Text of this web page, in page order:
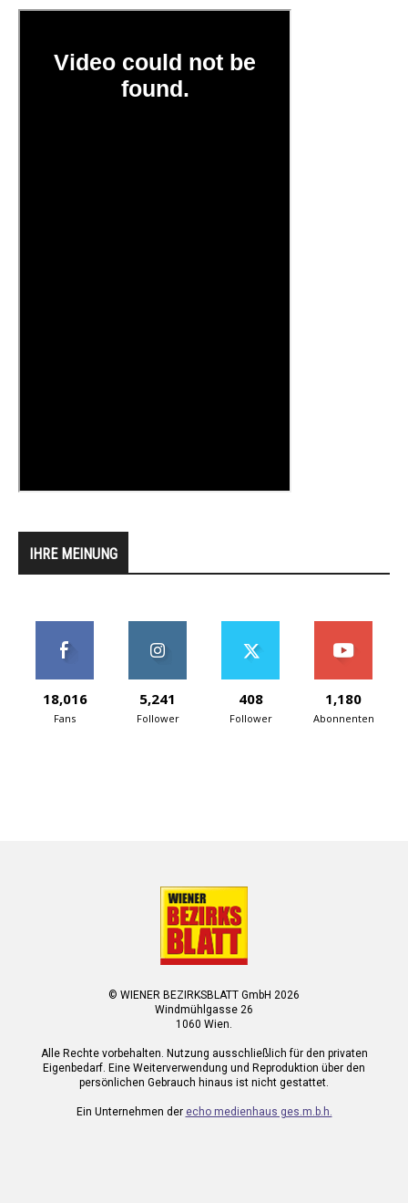
IHRE MEINUNG
18,016
Fans
5,241
Follower
408
Follower
1,180
Abonnenten
© WIENER BEZIRKSBLATT GmbH 2026
Windmühlgasse 26
1060 Wien.
Alle Rechte vorbehalten. Nutzung ausschließlich für den privaten
Eigenbedarf. Eine Weiterverwendung und Reproduktion über den
persönlichen Gebrauch hinaus ist nicht gestattet.
Ein Unternehmen der echo medienhaus ges.m.b.h.